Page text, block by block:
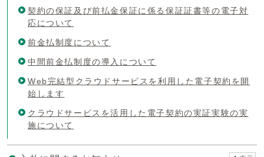
契約の保証及び前払金保証に係る保証証書等の電子対
応について
前金払制度について
中間前金払制度の導入について
Web完結型クラウドサービスを利用した電子契約を開
始します
クラウドサービスを活用した電子契約の実証実験の実
施について